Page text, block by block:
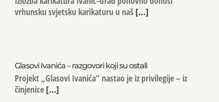
Izložba karikatura Ivanić-Grad ponovno donosi
vrhunsku svjetsku karikaturu u naš [...]
Glasovi Ivanića – razgovori koji su ostali
Projekt „Glasovi Ivanića“ nastao je iz privilegije – iz
činjenice [...]